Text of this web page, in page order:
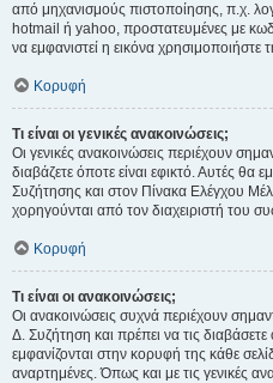
από μηχανισμούς πιστοποίησης, π.χ.
hotmail ή yahoo, προστατευμένες με
να εμφανιστεί η εικόνα χρησιμοποιήστε
Κορυφή
Τι είναι οι γενικές ανακοινώσεις;
Οι γενικές ανακοινώσεις περιέχουν
διαβάζετε όποτε είναι εφικτό. Αυτές θα
Συζήτησης και στον Πίνακα Ελέγχου
χορηγούνται από τον διαχειριστή του
Κορυφή
Τι είναι οι ανακοινώσεις;
Οι ανακοινώσεις συχνά περιέχουν
Δ. Συζήτηση και πρέπει να τις διαβάσετε
εμφανίζονται στην κορυφή της κάθε
αναρτημένες. Όπως και με τις γενικές